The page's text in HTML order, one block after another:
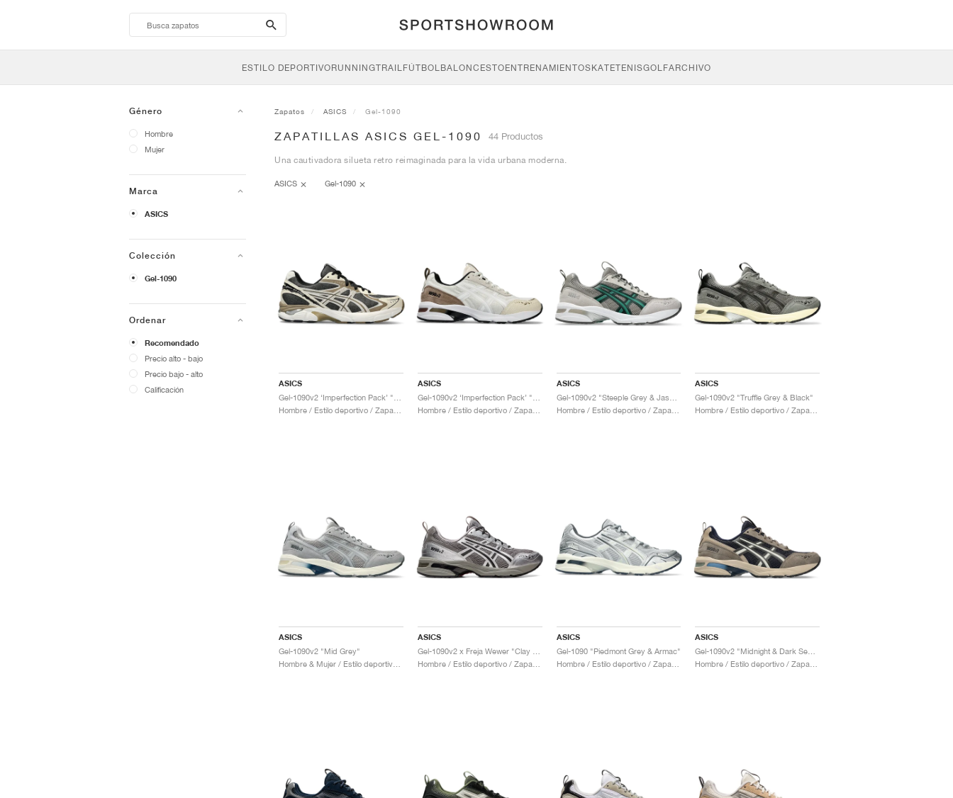
search-
btn
ESTILO DEPORTIVORUNNINGTRAILFÚTBOLBALONCESTOENTRENAMIENTOSKATETENISGOLFARCHIVO
Género
Hombre
Mujer
Marca
ASICS
Colección
Gel-1090
Ordenar
Recomendado
Precio alto - bajo
Precio bajo - alto
Calificación
Zapatos ASICS Gel-1090
ZAPATILLAS ASICS GEL-1090 44 Productos
Una cautivadora silueta retro reimaginada para la vida urbana moderna.
ASICS Gel-1090
ASICS ASICS ASICS ASICS
Gel-1090v2 "Truffle Grey & Black"
ASICS
Gel-1090v2 "Mid Grey"
ASICS ASICS
Gel-1090 "Piedmont Grey & Armac"
ASICS